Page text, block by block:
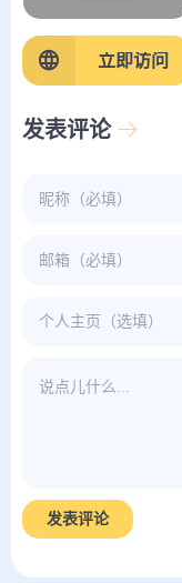
立即访问
发表评论
发表评论